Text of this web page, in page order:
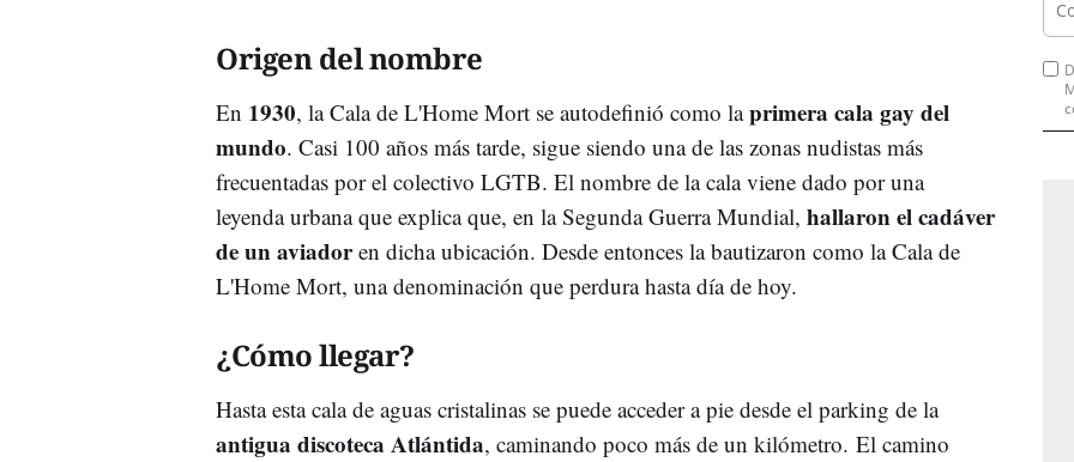
Origen del nombre
En 1930, la Cala de L'Home Mort se autodefinió como laprimera cala gay del
mundo. Casi 100 años más tarde, sigue siendo una de las zonas nudistas más
frecuentadas por el colectivo LGTB. El nombre de la cala viene dado por una
leyenda urbana que explica que, en la Segunda Guerra Mundial, hallaron el cadáver
de un aviadoren dicha ubicación. Desde entonces la bautizaron como la Cala de
L'Home Mort, una denominación que perdura hasta día de hoy.
¿Cómo llegar?
Hasta esta cala de aguas cristalinas se puede acceder a pie desde el parking de la
antigua discoteca Atlántida, caminando poco más de un kilómetro. El camino